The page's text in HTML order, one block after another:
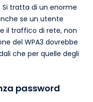
tratta di un enorme
se un utente
il traffico di rete, non
del WPA3 dovrebbe
che per quelle degli
password